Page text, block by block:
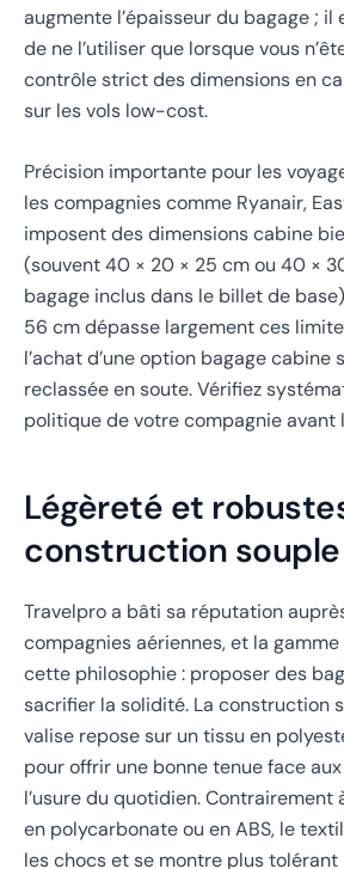
augmente l’épaisseur du bagage ;
de ne l’utiliser que lorsque vous
contrôle strict des dimensions en
sur les vols low-cost.
Précision importante pour les
les compagnies comme Ryanair,
imposent des dimensions cabine
(souvent 40 × 20 × 25 cm ou 40 ×
bagage inclus dans le billet de
56 cm dépasse largement ces
l’achat d’une option bagage cabine
reclassée en soute. Vérifiez
politique de votre compagnie avant
Légèreté et
construction souple
Travelpro a bâti sa réputation
compagnies aériennes, et la
cette philosophie : proposer des
sacrifier la solidité. La construction
valise repose sur un tissu en
pour offrir une bonne tenue face
l’usure du quotidien. Contrairement
en polycarbonate ou en ABS, le
les chocs et se montre plus tolérant